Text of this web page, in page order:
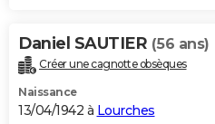
Daniel SAUTIER (56 ans)
Créer une cagnotte obsèques
Naissance
13/04/1942 à Lourches